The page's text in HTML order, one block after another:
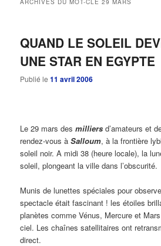
ARCHIVES DU MOT-CLÉ29 MARS
QUAND LE SOLEIL
UNE STAR EN EGYPTE
Publié le11 avril 2006
Le 29 mars desmilliers d’amateurs et
rendez-vous àSalloum, à la frontière
soleil noir. A midi 38 (heure locale), la
soleil, plongeant la ville dans l’obscurité.
Munis de lunettes spéciales pour
spectacle était fascinant ! les étoiles
planètes comme Vénus, Mercure et
ciel. Les chaînes satellitaires ont
direct.